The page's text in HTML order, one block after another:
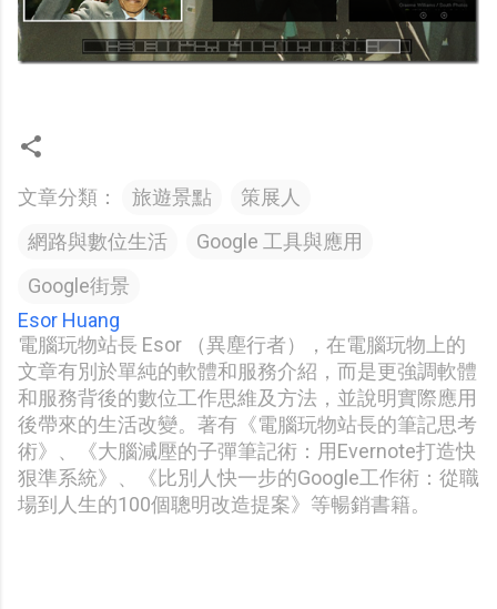
文章分類： 旅遊景點
策展人
網路與數位生活
Google 工具與應用
Google街景
Esor Huang
電腦玩物站長 Esor （異塵行者），在電腦玩物上的
文章有別於單純的軟體和服務介紹，而是更強調軟體
和服務背後的數位工作思維及方法，並說明實際應用
後帶來的生活改變。著有《電腦玩物站長的筆記思考
術》、《大腦減壓的子彈筆記術：用Evernote打造快
狠準系統》、《比別人快一步的Google工作術：從職
場到人生的100個聰明改造提案》等暢銷書籍。